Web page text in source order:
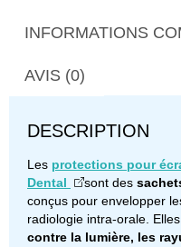
INFORMATIONS
AVIS (0)
DESCRIPTION
Les protections pour
Dental
sont des
conçus pour envelopper
radiologie intra-orale.
contre la lumière, les